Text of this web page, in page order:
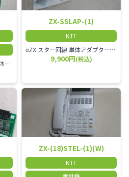
αZX 単体電話機ユニット 単体電話機、複合機、ドアホン等、 2台分収容可能にするユニット
ZX-SSLAP-(1)
NTT
αZX スター回線 単体アダプター 受付電話機、ドアホン、FAX等を1台収容できる装置です。
9,900円(税込)
ZX-(18)STEL-(1)(W)
NTT